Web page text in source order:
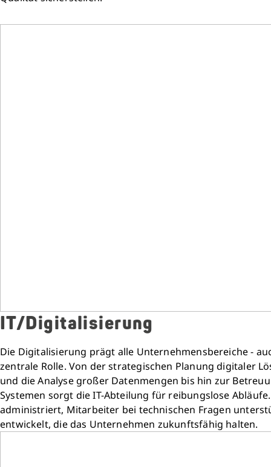
IT/Digitalisierung
Die Digitalisierung prägt alle Unternehmensbereiche -
zentrale Rolle. Von der strategischen Planung digitaler
und die Analyse großer Datenmengen bis hin zur
Systemen sorgt die IT-Abteilung für reibungslose
administriert, Mitarbeiter bei technischen Fragen
entwickelt, die das Unternehmen zukunftsfähig halten.